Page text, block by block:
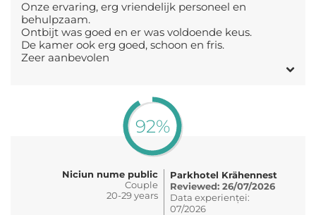
Onze ervaring, erg vriendelijk personeel en
behulpzaam.
Ontbijt was goed en er was voldoende keus.
De kamer ook erg goed, schoon en fris.
Zeer aanbevolen
92%
Niciun nume public
Couple
20-29 years
Parkhotel Krähennest
Reviewed: 26/07/2026
Data experienței:
07/2026